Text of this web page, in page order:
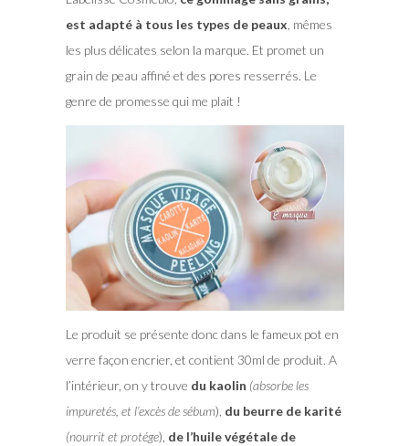
est adapté à tous les types de peaux , mêmes
les plus délicates selon la marque. Et promet un
grain de peau affiné et des pores resserrés. Le
genre de promesse qui me plait !
Le produit se présente donc dans le fameux pot en
verre façon encrier, et contient 30ml de produit. A
l’intérieur, on y trouve du kaolin (absorbe les
impuretés, et l’excès de sébum), du beurre de karité
(nourrit et protége), de l’huile végétale de